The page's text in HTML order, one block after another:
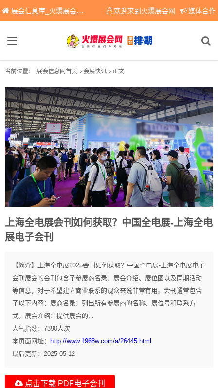
展会信息库_火爆展会网免费展会信息查询平台，提供专业会展服务！ 欢迎来到火爆展会网 媒体合作
当前位置： 展会信息网首页 会展快讯 正文
上海全电展会刊如何获取？中国全电展-上海全电
展电子会刊
【简介】
上海全电展2025会刊如何获取？中国全电展-上海全电展电子
会刊展会的会刊包含了参展商名录、展会介绍、展位图以及同期活动
等信息，对于希望建立商业联系的观众来说非常有用。会刊通常包含
了以下内容：展商名录：列出所有参展商的名称、展位号和联系方
式。展会介绍：提供展会的...
人气指数： 7390人次
本页面网址：
http://www.1968w.com/a/26445.html
最后更新： 2025-05-12
点击下载 PDF电子会刊